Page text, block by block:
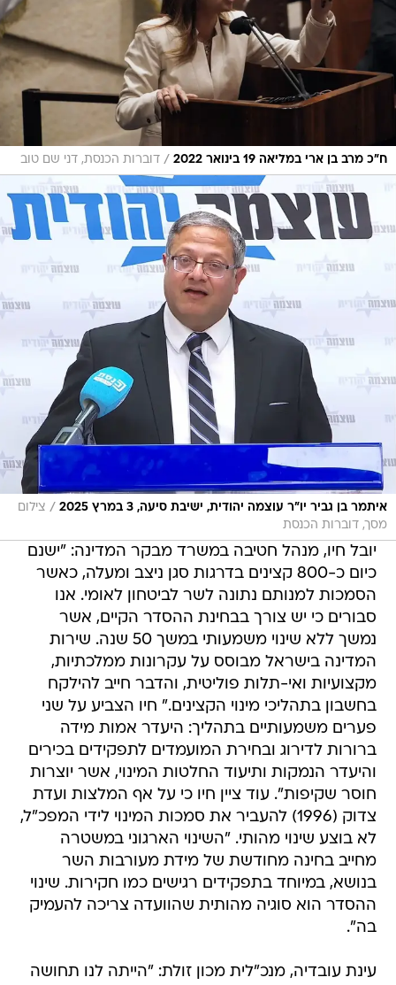
ח"כ מרב בן ארי במליאה 19 בינואר 2022 / דוברות הכנסת, דני שם טוב
איתמר בן גביר יו"ר עוצמה יהודית, ישיבת סיעה, 3 במרץ 2025 / צילום
מסך, דוברות הכנסת
יובל חיו, מנהל חטיבה במשרד מבקר המדינה: "ישנם
כיום כ-800 קצינים בדרגות סגן ניצב ומעלה, כאשר
הסמכות למנותם נתונה לשר לביטחון לאומי. אנו
סבורים כי יש צורך בבחינת ההסדר הקיים, אשר
נמשך ללא שינוי משמעותי במשך 50 שנה. שירות
המדינה בישראל מבוסס על עקרונות ממלכתיות,
מקצועיות ואי-תלות פוליטית, והדבר חייב להילקח
בחשבון בתהליכי מינוי הקצינים." חיו הצביע על שני
פערים משמעותיים בתהליך: היעדר אמות מידה
ברורות לדירוג ובחירת המועמדים לתפקידים בכירים
והיעדר הנמקות ותיעוד החלטות המינוי, אשר יוצרות
חוסר שקיפות". עוד ציין חיו כי על אף המלצות ועדת
צדוק (1996) להעביר את סמכות המינוי לידי המפכ"ל,
לא בוצע שינוי מהותי. "השינוי הארגוני במשטרה
מחייב בחינה מחודשת של מידת מעורבות השר
בנושא, במיוחד בתפקידים רגישים כמו חקירות. שינוי
ההסדר הוא סוגיה מהותית שהוועדה צריכה להעמיק
בה".
עינת עובדיה, מנכ"לית מכון זולת: "הייתה לנו תחושה